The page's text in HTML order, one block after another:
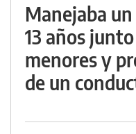
Manejaba
13 años
menores y
de un